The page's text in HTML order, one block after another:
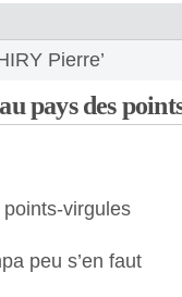
Pierre’
pays des
virgules
peu s’en faut